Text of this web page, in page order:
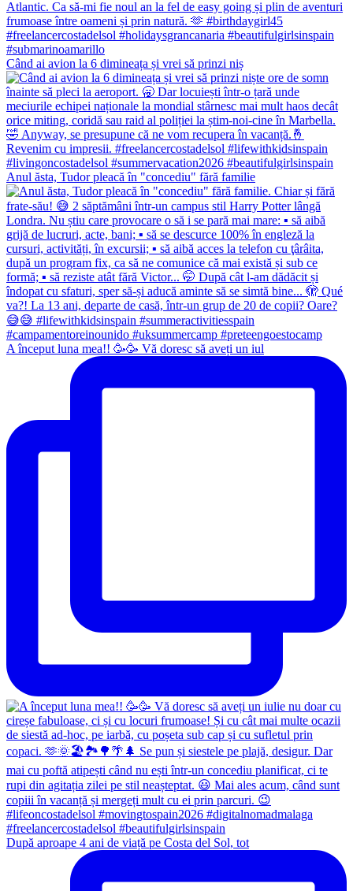
Când ai avion la 6 dimineața și vrei să prinzi niș
Anul ăsta, Tudor pleacă în "concediu" fără familie
A început luna mea!! 🥳🥳 Vă doresc să aveți un iul
După aproape 4 ani de viață pe Costa del Sol, tot